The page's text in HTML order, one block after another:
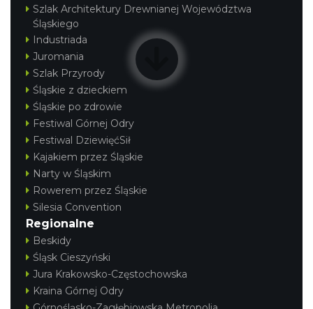
Szlak Architektury Drewnianej Województwa
Śląskiego
Industriada
Juromania
Szlak Przyrody
Śląskie z dzieckiem
Śląskie po zdrowie
Festiwal Górnej Odry
Festiwal DziewięćSił
Kajakiem przez Śląskie
Narty w Śląskim
Rowerem przez Śląskie
Silesia Convention
Regionalne
Beskidy
Śląsk Cieszyński
Jura Krakowsko-Częstochowska
Kraina Górnej Odry